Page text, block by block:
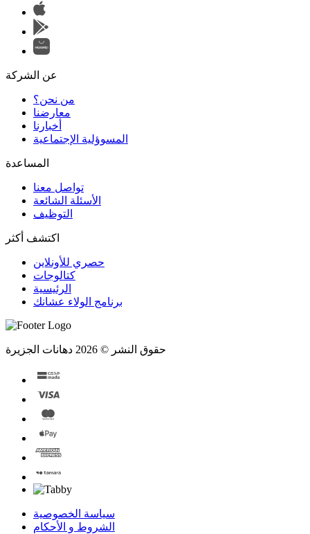
عن الشركة
من نحن؟
المسوؤلية الإجتماعية
تواصل معنا
الأسئلة الشائعة
التوظيف
اكتشف أكثر
حصري للأونلاين
الرئيسية
برنامج الولاء عشانك
حقوق النشر © 2026 دهانات الجزيرة
سياسة الخصوصية
الشروط و الأحكام